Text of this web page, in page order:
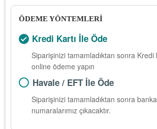
ÖDEME YÖNTEMLERİ
Kredi Kartı İle Öde
Siparişinizi tamamladıktan sonra Kredi
online ödeme yapın
Havale / EFT İle Öde
Siparişinizi tamamladıktan sonra
numaralarımız çıkacaktır.